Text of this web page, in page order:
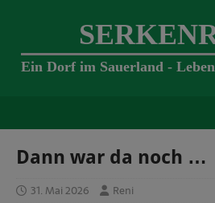
Ein Dorf im Sauerland -
Dann war da noch …
31. Mai 2026 Reni